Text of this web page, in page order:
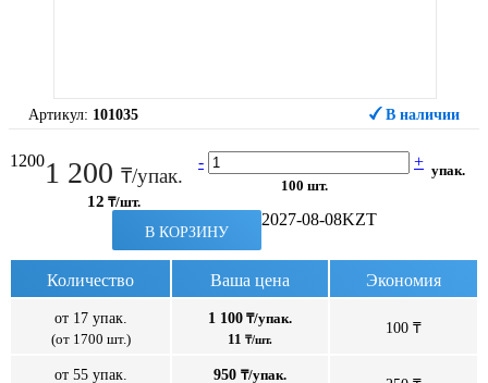
Артикул: 101035 В наличии
12001 200 ₸/упак.
12 ₸/шт.
- +
100 шт.
упак.
В КОРЗИНУ
2027-08-08KZT
Количество Ваша цена Экономия
от 17 упак.
(от 1700 шт.)
1 100 ₸/упак.
11 ₸/шт.
100 ₸
от 55 упак.
950 ₸/упак.